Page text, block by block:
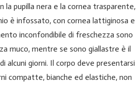
la pupilla nera e la cornea trasparente,
è infossato, con cornea lattiginosa e
inconfondibile di freschezza sono
muco, mentre se sono giallastre è il
alcuni giorni. Il corpo deve presentarsi
compatte, bianche ed elastiche, non